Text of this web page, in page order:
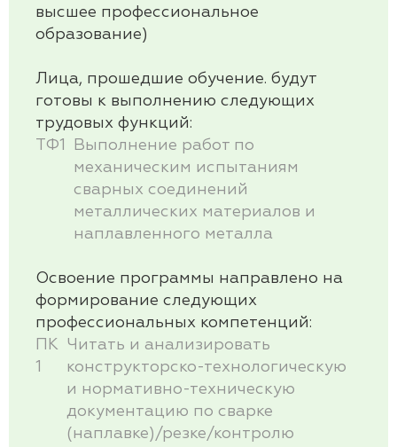
высшее профессиональное
образование)
Лица, прошедшие обучение. будут
готовы к выполнению следующих
трудовых функций:
ТФ1
Выполнение работ по
механическим испытаниям
сварных соединений
металлических материалов и
наплавленного металла
Освоение программы направлено на
формирование следующих
профессиональных компетенций:
ПК
1
Читать и анализировать
конструкторско-технологическую
и нормативно-техническую
документацию по сварке
(наплавке)/резке/контролю